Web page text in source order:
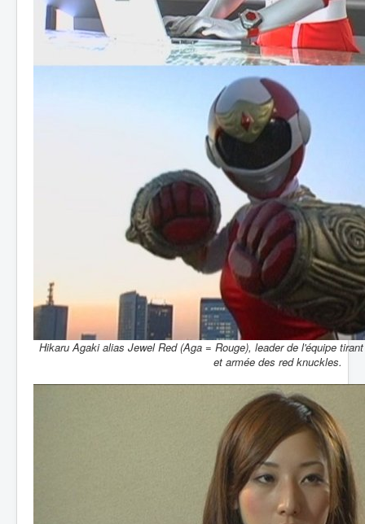
Hikaru Agaki alias Jewel Red (Aga = Rouge), leader de l'équipe
et armée des red knuckles.